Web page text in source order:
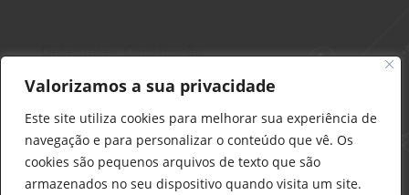
Valorizamos a sua privacidade
Este site utiliza cookies para melhorar sua experiência de
navegação e para personalizar o conteúdo que vê. Os
cookies são pequenos arquivos de texto que são
armazenados no seu dispositivo quando visita um site.
Delarobia – Construção
912 441 514
construcao@delarobia.pt
R. António Andrade, 1171
2820-287 • Charneca de Caparica